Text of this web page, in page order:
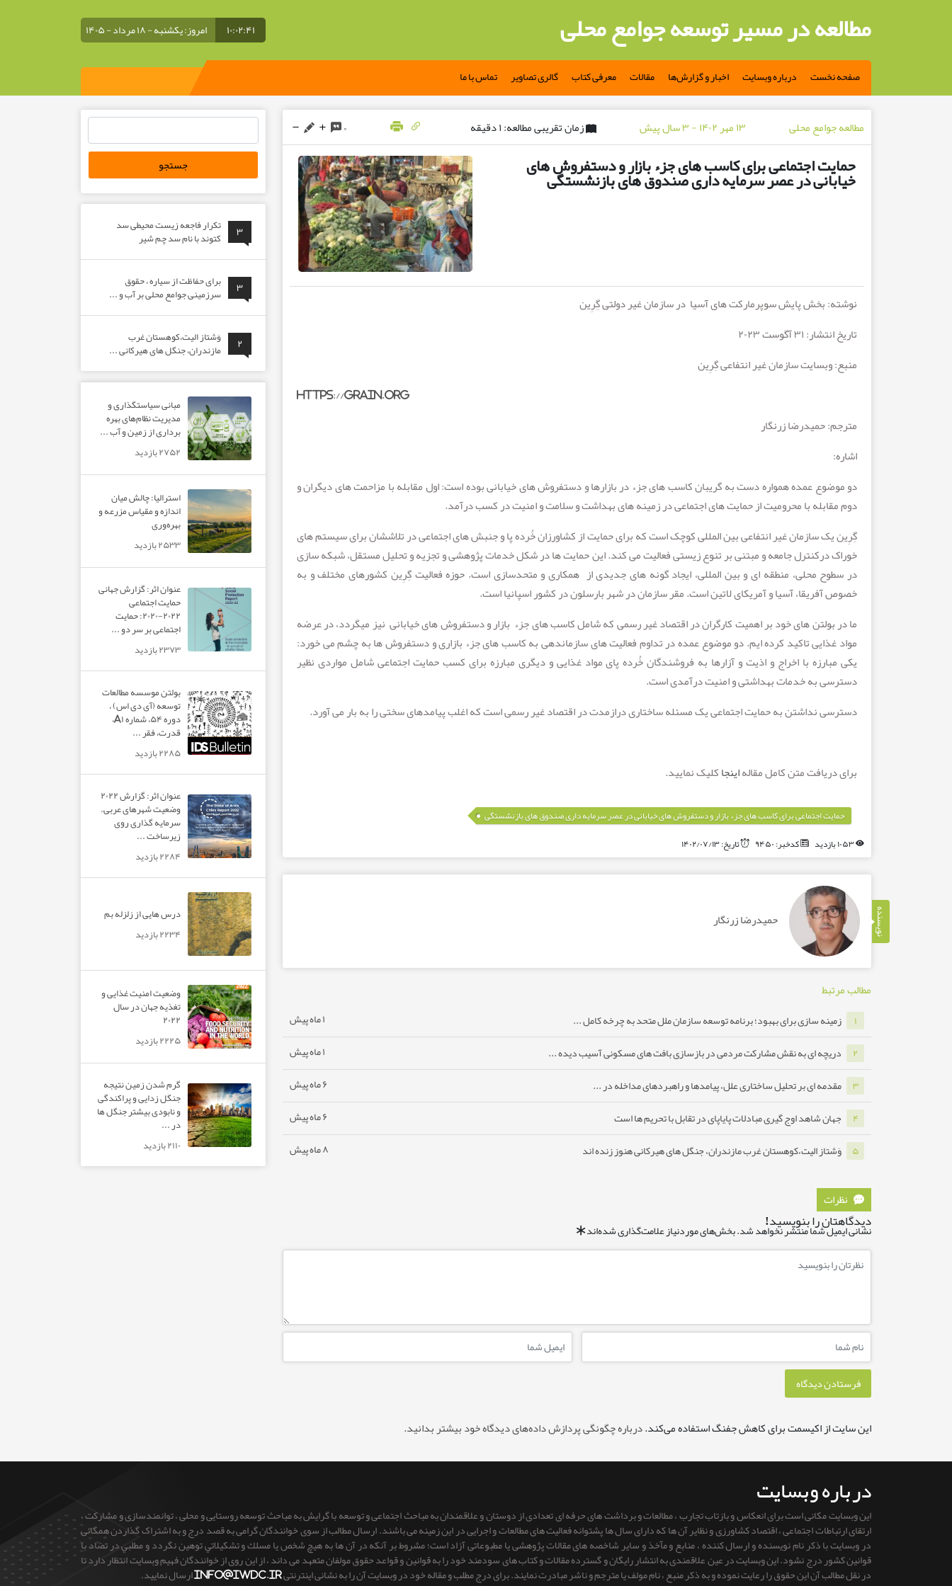
مطالعه در مسیر توسعه جوامع محلی ۱۰:۰۲:۴۲ امروز: یکشنبه - ۱۸ مرداد - ۱۴۰۵
صفحه نخست درباره وبسایت اخبار و گزارش‌ها مقالات معرفی کتاب گالری تصاویر تماس با ما
مطالعه جوامع محلی ۱۳ مهر ۱۴۰۲ - ۳ سال پیش زمان تقریبی مطالعه: ۱ دقیقه ۰
حمایت اجتماعی برای کاسب های جزء بازار و دستفروش های
خیابانی در عصر سرمایه داری صندوق های بازنشستگی
نوشته: بخش پایش سوپرمارکت های آسیا در سازمان غیر دولتی گِرِین
تاریخ انتشار: ۳۱ آگوست ۲۰۲۳
منبع: وبسایت سازمان غیر انتفاعی گِرِین
https://grain.org
مترجم: حمیدرضا زرنگار
اشاره:
دو موضوع عمده همواره دست به گریبان کاسب های جزء در بازارها و دستفروش های خیابانی بوده است: اول مقابله با مزاحمت های دیگران و
دوم مقابله با محرومیت از حمایت های اجتماعی در زمینه های بهداشت و سلامت و امنیت در کسب درآمد.
گِرِین یک سازمان غیر انتفاعی بین المللی کوچک است که برای حمایت از کشاورزان خُرده پا و جنبش های اجتماعی در تلاششان برای سیستم های
خوراک درکنترل جامعه و مبتنی بر تنوع زیستی فعالیت می کند. این حمایت ها در شکل خدمات پژوهشی و تجزیه و تحلیل مستقل، شبکه سازی
در سطوح محلی، منطقه ای و بین المللی، ایجاد گونه های جدیدی از همکاری و متحدسازی است. حوزه فعالیت گِرِین کشورهای مختلف و به
خصوص آفریقا، آسیا و آمریکای لاتین است. مقر سازمان در شهر بارسلون در کشور اسپانیا است.
ما در بولتن های خود بر اهمیت کارگران در اقتصاد غیر رسمی که شامل کاسب های جزء بازار و دستفروش های خیابانی نیز می­گردد، در عرضه
مواد غذایی تاکید کرده ایم. دو موضوع عمده در تداوم فعالیت های سازماندهی به کاسب های جزء بازاری و دستفروش ها به چشم می خورد:
یکی مبارزه با اخراج و اذیت و آزارها به فروشندگان خُرده پای مواد غذایی و دیگری مبارزه برای کسب حمایت اجتماعی شامل مواردی نظیر
دسترسی به خدمات بهداشتی و امنیت درآمدی است.
دسترسی نداشتن به حمایت اجتماعی یک مسئله ساختاری درازمدت در اقتصاد غیر رسمی است که اغلب پیامدهای سختی را به بار می آورد.
برای دریافت متن کامل مقاله اینجا کلیک نمایید.
حمایت اجتماعی برای کاسب های جزء بازار و دستفروش های خیابانی در عصر سرمایه داری صندوق های بازنشستگی
کدخبر: ۹۴۵۰ تاریخ: ۱۴۰۲/۰۷/۱۳
نویسنده حمیدرضا زرنگار
مطالب مرتبط
۱ زمینه سازی برای بهبود؛ برنامه توسعه سازمان ملل متحد به چرخه کامل ... ۱ ماه پیش
۲ دریچه ای به نقش مشارکت مردمی در بازسازی بافت های مسکونی آسیب دیده ... ۱ ماه پیش
۳ مقدمه ای بر تحلیل ساختاری علل، پیامدها و راهبردهای مداخله در ... ۶ ماه پیش
۴ جهان شاهد اوج گیری مبادلات پایاپای در تقابل با تحریم ها است ۶ ماه پیش
۵ وَشتاز الیت،کوهستان غرب مازندران، جنگل های هیرکانی هنوز زنده اند ۸ ماه پیش
نظرات
دیدگاهتان را بنویسید!
نشانی ایمیل شما منتشر نخواهد شد. بخش‌های موردنیاز علامت‌گذاری شده‌اند*
این سایت از اکیسمت برای کاهش جفنگ استفاده می‌کند. درباره چگونگی پردازش داده‌های دیدگاه خود بیشتر بدانید.
۳
تکرار فاجعه زیست محیطی سد
کتوند با نام سد چم شیر
۳
برای حفاظت از سیاره ، حقوق
سرزمینی جوامع محلی بر آب و ...
۲
وَشتاز الیت،کوهستان غرب
مازندران، جنگل های هیرکانی ...
مبانی سیاستگذاری و
مدیریت نظام‌های بهره‌
برداری از زمین و آب ...
۲۷۵۲ بازدید
استرالیا: چالش میان
اندازه و مقیاس مزرعه و
بهره‌وری
۲۵۳۳ بازدید
عنوان اثر: گزارش جهانی
حمایت اجتماعی
۲۰۲۲-۲۰۲۰: حمایت
اجتماعی بر سر دو ...
۲۳۷۳ بازدید
بولتن موسسه مطالعات
توسعه (آی دی اس) ،
دوره ۵۴، شماره A۱،
قدرت، فقر ...
۲۲۸۵ بازدید
عنوان اثر: گزارش ۲۰۲۲
وضعیت شهرهای عربی.
سرمایه گذاری روی
زیرساخت ...
۲۲۸۴ بازدید
درس هایی از زلزله بم
۲۲۳۴ بازدید
وضعیت امنیت غذایی و
تغذیه جهان در سال
۲۰۲۲
۲۲۲۵ بازدید
گرم شدن زمین نتیجه
جنگل زدایی و پراکندگی
و نابودی بیشتر جنگل ها
در ...
۲۱۱۰ بازدید
درباره وبسایت
این وبسایت مکانی است برای انعکاس و بازتاب تجارب ، مطالعات و برداشت های حرفه ای تعدادی از دوستان و علاقمندان به مباحث اجتماعی و توسعه با گرایش به مباحث توسعه روستایی و محلی ، توانمندسازی و مشارکت ،
ارتقای ارتباطات اجتماعی ، اقتصاد کشاورزی و نظایر آن ها که دارای سال ها پشتوانه فعالیت های مطالعات و اجرایی در این زمینه می باشند. ارسال مطالب از سوی خوانندگان گرامی به قصد درج و به اشتراک گذاردن همگانی
در وبسایت با ذکر نام نویسنده و ارسال کننده ، منابع و مآخذ و سایر شاخصه های مقالات پژوهشی یا مطبوعاتی آزاد است؛ مشروط بر آنكه در آن ها به هيچ شخص يا مسلك و تشكيلاتي توهين نگردد و مطلبي در تضاد با
قوانين كشور درج نشود. این وبسایت در عین علاقمندی به انتشار رایگان و گسترده مقالات و کتاب های سودمند خود را به قوانین و قواعد حقوق مولفان متعهد می داند ، از این روی از خوانندگان فهیم وبسایت انتظار دارد تا
در نقل مطالب آن این حقوق را رعایت نموده و به ذکر منبع ، نام مولف یا مترجم و ناشر مبادرت نمایند. برای درج مطلب و مقاله خود در وبسایت آن را به نشانی اینترنتیinfo@iwdc.irارسال نمایید.